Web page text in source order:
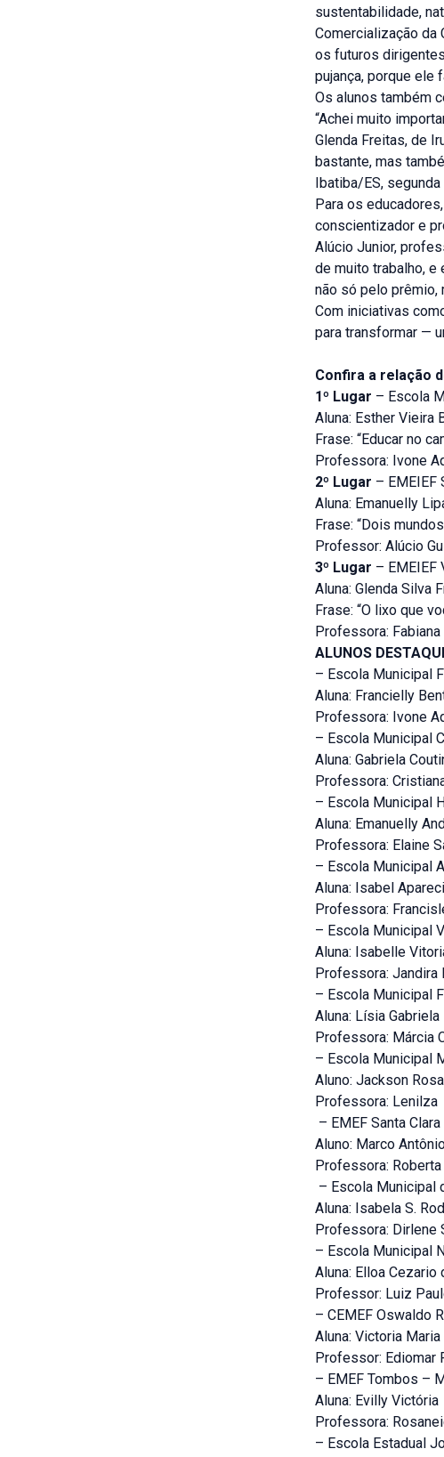
sustentabilidade,
Comercialização da
os futuros
pujança, porque ele
Os alunos também
“Achei muito
Glenda Freitas, de
bastante, mas
Ibatiba/ES, segunda
Para os
conscientizador e
Alúcio Junior,
de muito trabalho, e
não só pelo prêmio,
Com iniciativas
para transformar —
Confira a relação
1º Lugar – Escola
Aluna: Esther Vieira
Frase: “Educar no
Professora: Ivone
2º Lugar – EMEIEF
Aluna: Emanuelly
Frase: “Dois
Professor: Alúcio
3º Lugar – EMEIEF
Aluna: Glenda Silva
Frase: “O lixo que
Professora:
ALUNOS
– Escola Municipal
Aluna: Francielly
Professora: Ivone
– Escola Municipal
Aluna: Gabriela
Professora:
– Escola Municipal
Aluna: Emanuelly
Professora: Elaine
– Escola Municipal
Aluna: Isabel
Professora:
– Escola Municipal
Aluna: Isabelle
Professora: Jandira
– Escola Municipal
Aluna: Lísia Gabriela
Professora: Márcia
– Escola Municipal
Aluno: Jackson
Professora: Lenilza
– EMEF Santa
Aluno: Marco
Professora: Roberta
– Escola Municipal
Aluna: Isabela S.
Professora: Dirlene
– Escola Municipal
Aluna: Elloa Cezario
Professor: Luiz
– CEMEF Oswaldo
Aluna: Victoria
Professor: Ediomar
– EMEF Tombos –
Aluna: Evilly Victória
Professora:
– Escola Estadual